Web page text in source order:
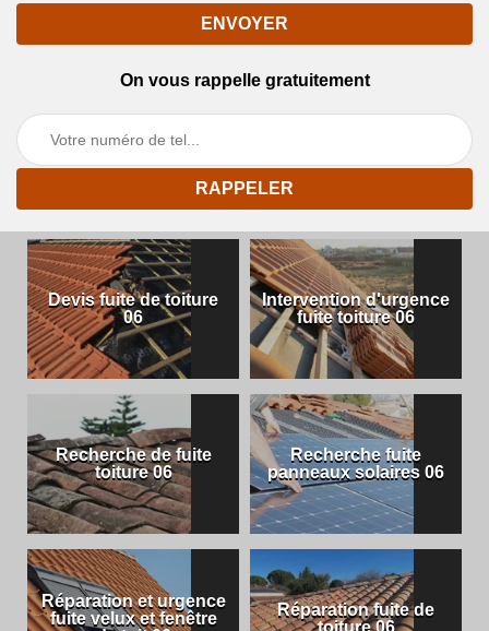
On vous rappelle gratuitement
Devis fuite de toiture
06
Intervention d'urgence
fuite toiture 06
Recherche de fuite
toiture 06
Recherche fuite
panneaux solaires 06
Réparation et urgence
fuite velux et fenêtre
Réparation fuite de
toiture 06